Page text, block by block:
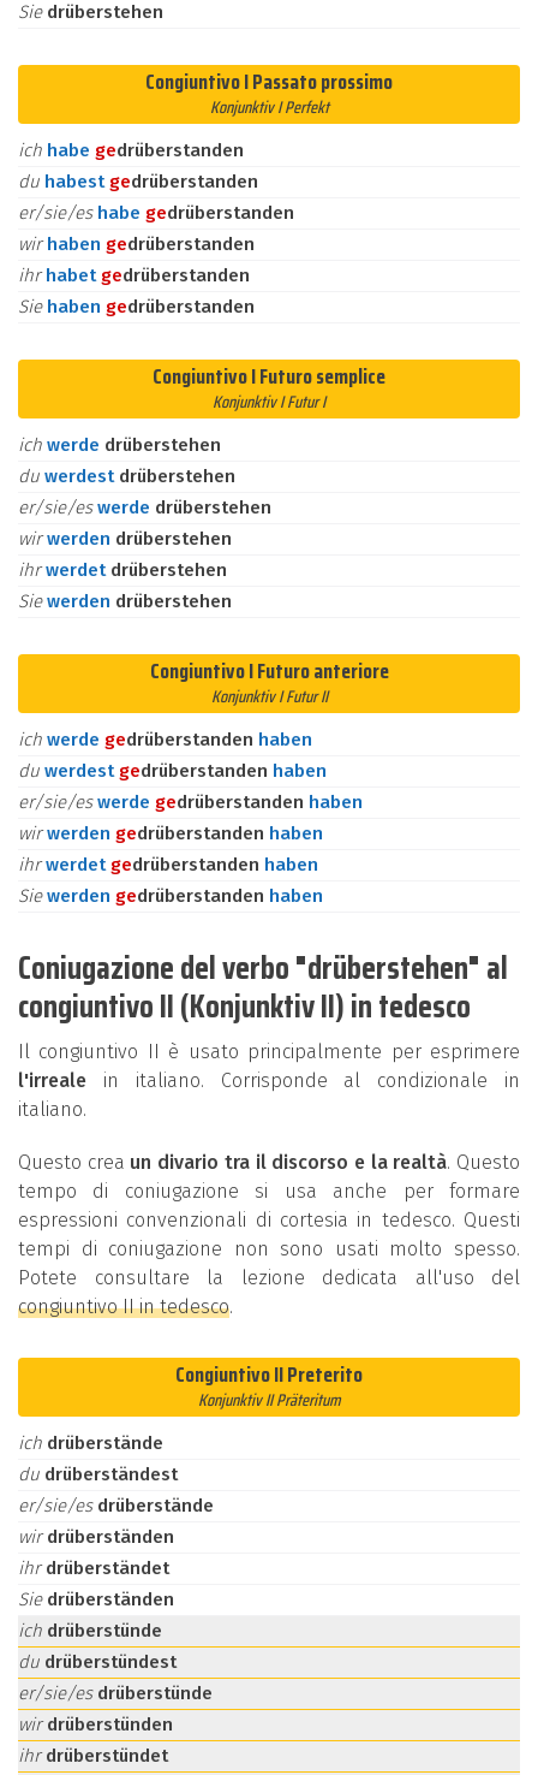
Sie drüberstehen
Congiuntivo I Passato prossimo
Konjunktiv I Perfekt
ich habe gedrüberstanden
du habest gedrüberstanden
er/sie/es habe gedrüberstanden
wirhaben gedrüberstanden
ihrhabet gedrüberstanden
Sie haben gedrüberstanden
Congiuntivo I Futuro semplice
Konjunktiv I Futur I
ich werde drüberstehen
du werdest drüberstehen
er/sie/eswerde drüberstehen
wirwerden drüberstehen
ihrwerdet drüberstehen
Siewerden drüberstehen
Congiuntivo I Futuro anteriore
Konjunktiv I Futur II
ich werde gedrüberstanden haben
du werdest gedrüberstanden haben
er/sie/eswerde gedrüberstanden haben
wirwerden gedrüberstanden haben
ihrwerdet gedrüberstanden haben
Siewerden gedrüberstanden haben
Coniugazione del verbo "drüberstehen" al
congiuntivo II (Konjunktiv II) in tedesco
Il congiuntivo II è usato principalmente per esprimere
l'irreale in italiano. Corrisponde al condizionale in
italiano.
Questo crea un divario tra il discorso e la realtà. Questo
tempo di coniugazione si usa anche per formare
espressioni convenzionali di cortesia in tedesco. Questi
tempi di coniugazione non sono usati molto spesso.
Potete consultare la lezione dedicata all'uso del
congiuntivo II in tedesco.
Congiuntivo II Preterito
Konjunktiv II Präteritum
ich drüberstände
du drüberständest
er/sie/es drüberstände
wirdrüberständen
ihrdrüberständet
Sie drüberständen
ich drüberstünde
du drüberstündest
er/sie/es drüberstünde
wirdrüberstünden
ihrdrüberstündet